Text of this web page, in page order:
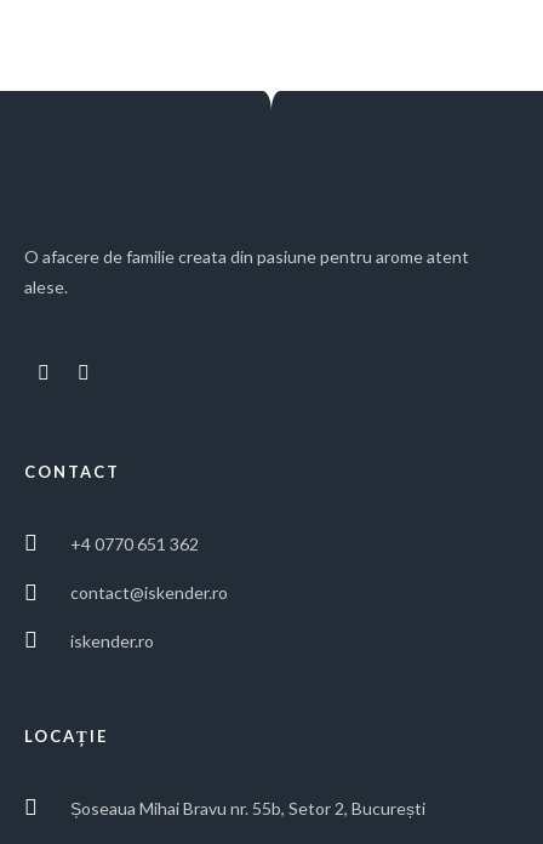
O afacere de familie creata din pasiune pentru arome atent
alese.
CONTACT
+4 0770 651 362
contact@iskender.ro
iskender.ro
LOCAȚIE
Șoseaua Mihai Bravu nr. 55b, Setor 2, București